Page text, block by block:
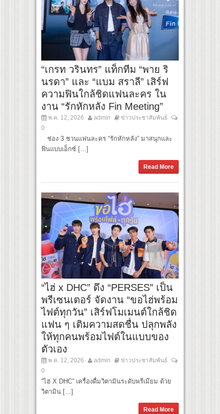
“เกรท วรินทร” แท็กทีม “พาย ริ
นรดา” และ “แบม สราลี” เสิร์ฟ
ความฟินใกล้ชิดแฟนละคร ใน
งาน “รักหักหลัง Fin Meeting”
พ.ค. 12, 2026 admin
ข่าวประชาสัมพันธ์
0
ช่อง 3 ชวนแฟนละคร “รักหักหลัง” มาสนุกและ
ฟินแบบเอ็กซ์ […]
Read More
“ไฮ่ x DHC” ดึง “PERSES” เป็น
พรีเซนเตอร์ จัดงาน “ขอไฮ่พร้อม
ไฟต์ทุกวัน” เสิร์ฟโมเมนต์ใกล้ชิด
แฟน ๆ เติมความสดชื่น ปลุกพลัง
ให้ทุกคนพร้อมไฟต์ในแบบของ
ตัวเอง
พ.ค. 12, 2026 admin
ข่าวประชาสัมพันธ์
0
“ไฮ่ X DHC” เครื่องดื่มวิตามินระดับพรีเมียม ด้วย
วิตามิน […]
Read More